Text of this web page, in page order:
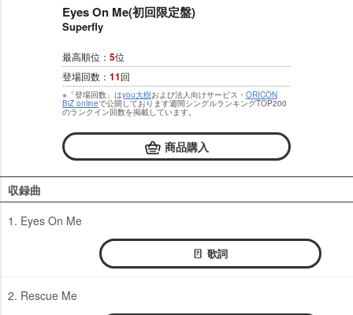
Eyes On Me(初回限定盤)
Superfly
最高順位： 5位
登場回数： 11回
※「登場回数」はyou大樹および法人向けサービス・ ORICON
BiZ onlineで公開しております週間シングルランキングTOP200
のランクイン回数を掲載しています。
商品購入
収録曲
1. Eyes On Me
歌詞
2. Rescue Me